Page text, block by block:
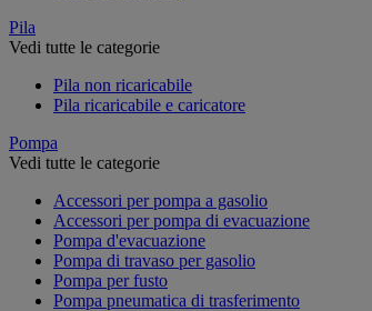
Pila
Vedi tutte le categorie
Pila non ricaricabile
Pila ricaricabile e caricatore
Pompa
Vedi tutte le categorie
Accessori per pompa a gasolio
Accessori per pompa di evacuazione
Pompa d'evacuazione
Pompa di travaso per gasolio
Pompa per fusto
Pompa pneumatica di trasferimento